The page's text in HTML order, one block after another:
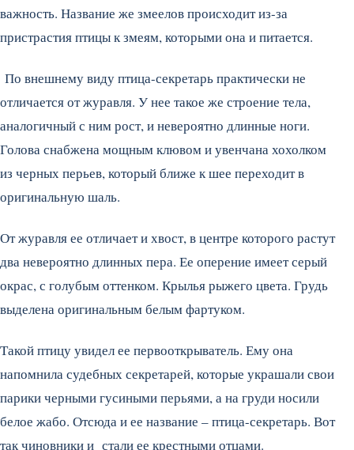
важность. Название же змеелов происходит из-за
пристрастия птицы к змеям, которыми она и питается.
По внешнему виду птица-секретарь практически не
отличается от журавля. У нее такое же строение тела,
аналогичный с ним рост, и невероятно длинные ноги.
Голова снабжена мощным клювом и увенчана хохолком
из черных перьев, который ближе к шее переходит в
оригинальную шаль.
От журавля ее отличает и хвост, в центре которого растут
два невероятно длинных пера. Ее оперение имеет серый
окрас, с голубым оттенком. Крылья рыжего цвета. Грудь
выделена оригинальным белым фартуком.
Такой птицу увидел ее первооткрыватель. Ему она
напомнила судебных секретарей, которые украшали свои
парики черными гусиными перьями, а на груди носили
белое жабо. Отсюда и ее название – птица-секретарь. Вот
так чиновники и стали ее крестными отцами.